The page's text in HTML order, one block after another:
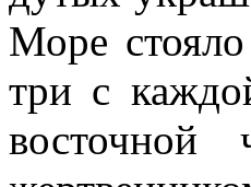
Море
три с